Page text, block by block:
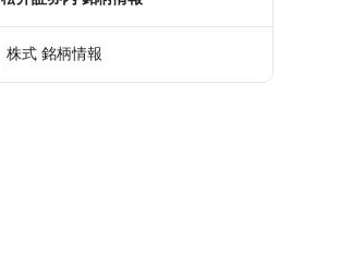
株式 銘柄情報